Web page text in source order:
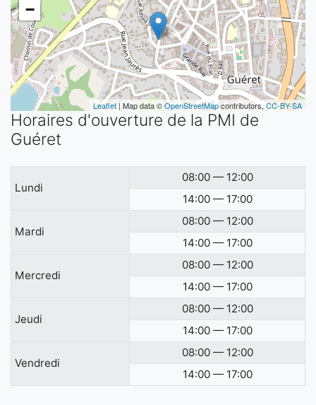
−
Leaflet| Map data ©OpenStreetMapcontributors, CC-BY-SA
Horaires d'ouverture de la PMI de
Guéret
Lundi
08:00 — 12:00
14:00 — 17:00
Mardi
08:00 — 12:00
14:00 — 17:00
Mercredi
08:00 — 12:00
14:00 — 17:00
Jeudi
08:00 — 12:00
14:00 — 17:00
Vendredi
08:00 — 12:00
14:00 — 17:00